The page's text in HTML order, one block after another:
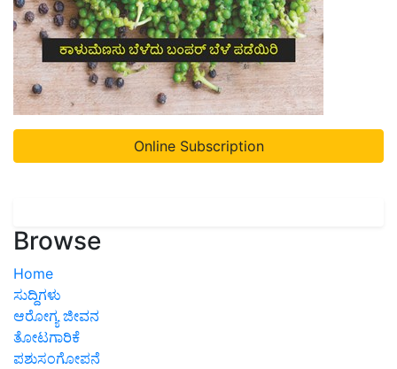
Online Subscription
Browse
Home
ಸುದ್ದಿಗಳು
ಆರೋಗ್ಯ ಜೀವನ
ತೋಟಗಾರಿಕೆ
ಪಶುಸಂಗೋಪನೆ